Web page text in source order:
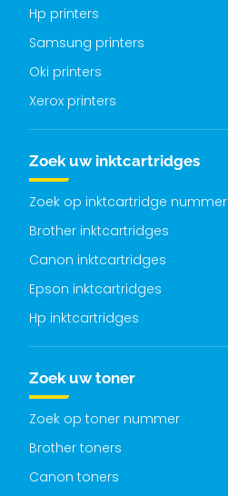
Hp printers
Samsung printers
Oki printers
Xerox printers
Zoek uw inktcartridges
Zoek op inktcartridge nummer
Brother inktcartridges
Canon inktcartridges
Epson inktcartridges
Hp inktcartridges
Zoek uw toner
Zoek op toner nummer
Brother toners
Canon toners